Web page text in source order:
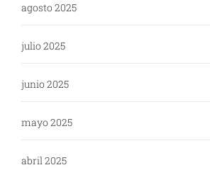
agosto 2025
julio 2025
junio 2025
mayo 2025
abril 2025